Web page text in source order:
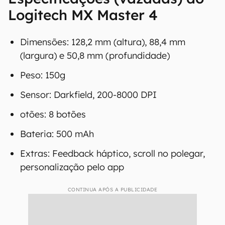
Logitech MX Master 4
Dimensões: 128,2 mm (altura), 88,4 mm
(largura) e 50,8 mm (profundidade)
Peso: 150g
Sensor: Darkfield, 200-8000 DPI
otões: 8 botões
Bateria: 500 mAh
Extras: Feedback háptico, scroll no polegar,
personalização pelo app
CONTINUA APÓS A PUBLICIDADE